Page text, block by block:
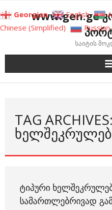
to
content
www.gen.ge
საიტის
TAG
ᲢᲘᲞᲣᲠᲘ
ᲡᲐᲛᲐᲠᲗᲚᲔᲑᲠᲘᲕᲐᲓ
Georgian English
Chinese (Simplified)
Russian